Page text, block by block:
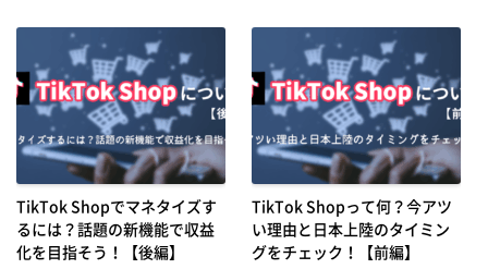
TikTok Shopでマネタイズす
るには？話題の新機能で収益
化を目指そう！【後編】
TikTok Shopって何？今アツ
い理由と日本上陸のタイミン
グをチェック！【前編】